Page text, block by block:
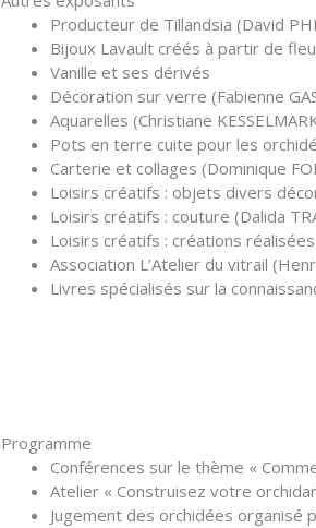
Producteur de Tillandsia (David
Bijoux Lavault créés à partir de
Vanille et ses dérivés
Décoration sur verre (Fabienne
Aquarelles (Christiane
Pots en terre cuite pour les
Carterie et collages (Dominique
Loisirs créatifs : objets divers
Loisirs créatifs : couture (Dalida
Loisirs créatifs : créations
Association L’Atelier du vitrail
Livres spécialisés sur la
Programme
Conférences sur le thème «
Atelier « Construisez votre
Jugement des orchidées organisé